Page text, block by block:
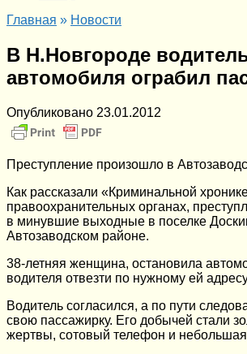
Главная » Новости
В Н.Новгороде
автомобиля ограбил
Опубликовано 23.01.2012
Преступление произошло в
Как рассказали «Криминальной
правоохранительных органах,
в минувшие выходные в поселке
Автозаводском районе.
38-летняя женщина, остановила
водителя отвезти по нужному ей
Водитель согласился, а по пути
свою пассажирку. Его добычей стали
жертвы, сотовый телефон и небольшая